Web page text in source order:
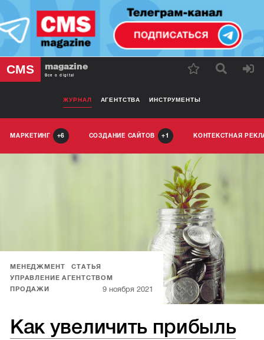
CMS magazine
Все о digital
ЖУРНАЛ АГЕНТСТВА ИНСТРУМЕНТЫ
МАРКЕТИНГ 6 СОЗДАНИЕ САЙТОВ 1 КОНТЕКСТНАЯ
МЕНЕДЖМЕНТ
СТАТЬЯ
УПРАВЛЕНИЕ АГЕНТСТВОМ
ПРОДАЖИ
9 ноября 2021
Как увеличить прибыль